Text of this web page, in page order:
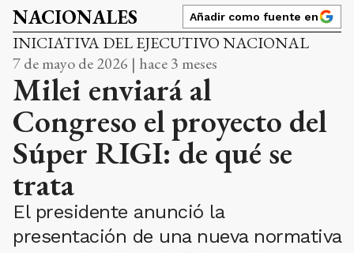
NACIONALES Añadir como fuente en
INICIATIVA DEL EJECUTIVO NACIONAL
7 de mayo de 2026 | hace 3 meses
Milei enviará al
Congreso el proyecto del
Súper RIGI: de qué se
trata
El presidente anunció la
presentación de una nueva normativa